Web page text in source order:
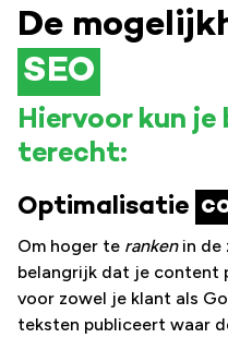
De
SEO
Hiervoor kun je
terecht:
Optimalisatie
Om hoger te rankenin de
belangrijk dat je content
voor zowel je klant als
teksten publiceert waar